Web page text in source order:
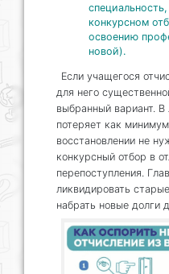
конкурсном
освоению
новой).
Если учащегося
для него
выбранный вариант.
потеряет как
восстановлении не
конкурсный отбор в
перепоступления.
ликвидировать
набрать новые долги